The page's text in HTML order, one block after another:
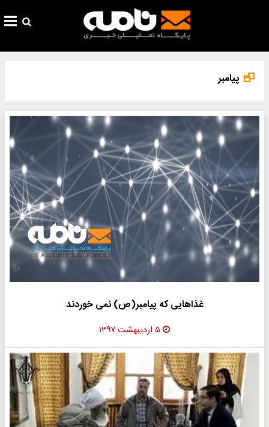
پیامبر
غذاهایی که پیامبر(ص) نمی خوردند
۵ اردیبهشت ۱۳۹۷